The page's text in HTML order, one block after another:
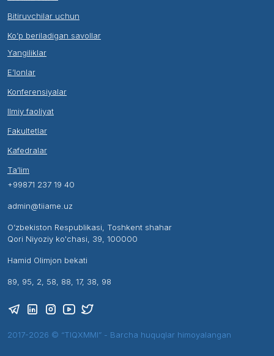
Bitiruvchilar uchun
Ko’p beriladigan savollar
Yangiliklar
E’lonlar
Konferensiyalar
Ilmiy faoliyat
Fakultetlar
Kafedralar
Ta’lim
+99871 237 19 40
admin@tiiame.uz
O’zbekiston Respublikasi, Toshkent shahar
Qori Niyoziy ko'chasi, 39, 100000
Hamid Olimjon bekati
89, 95, 2, 58, 88, 17, 38, 98
2017-2026 © “TIQXMMI” - Barcha huquqlar himoyalangan